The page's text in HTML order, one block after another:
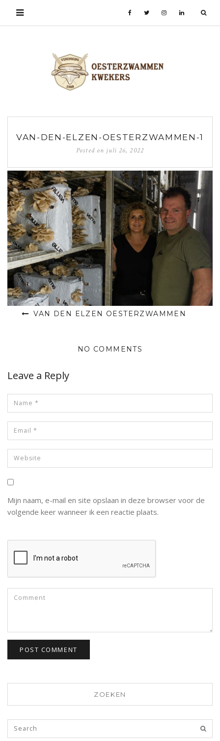
VAN-DEN-ELZEN-OESTERZWAMMEN-1
Posted on juli 26, 2022
VAN DEN ELZEN OESTERZWAMMEN
NO COMMENTS
Leave a Reply
Mijn naam, e-mail en site opslaan in deze browser voor de
volgende keer wanneer ik een reactie plaats.
ZOEKEN